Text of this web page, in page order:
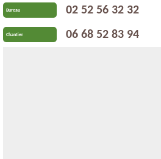
Bureau 02 52 56 32 32
Chantier 06 68 52 83 94